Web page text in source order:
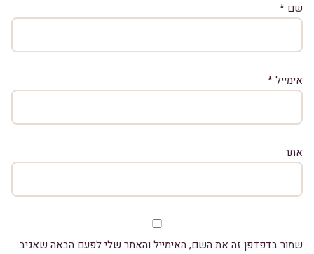
שם *
אימייל*
אתר
שמור בדפדפן זה את השם, האימייל והאתר שלי לפעם הבאה שאגיב.